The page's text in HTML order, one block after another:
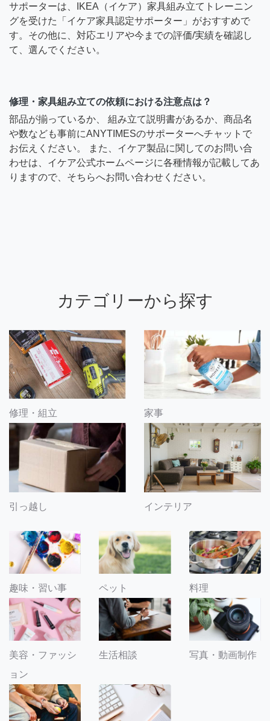
サポーターは、IKEA（イケア）家具組み立てトレーニン
グを受けた「イケア家具認定サポーター」がおすすめで
す。その他に、対応エリアや今までの評価/実績を確認し
て、選んでください。
修理・家具組み立ての依頼における注意点は？
部品が揃っているか、 組み立て説明書があるか、商品名
や数なども事前にANYTIMESのサポーターへチャットで
お伝えください。 また、イケア製品に関してのお問い合
わせは、イケア公式ホームページに各種情報が記載してあ
りますので、そちらへお問い合わせください。
カテゴリーから探す
修理・組立 家事
引っ越し インテリア
趣味・習い事 ペット 料理
美容・ファッシ
ョン
生活相談 写真・動画制作